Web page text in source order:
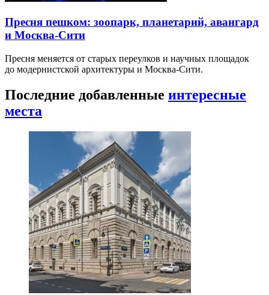
Пресня пешком: зоопарк, планетарий, авангард
и Москва-Сити
Пресня меняется от старых переулков и научных площадок
до модернистской архитектуры и Москва-Сити.
Последние добавленные интересные
места